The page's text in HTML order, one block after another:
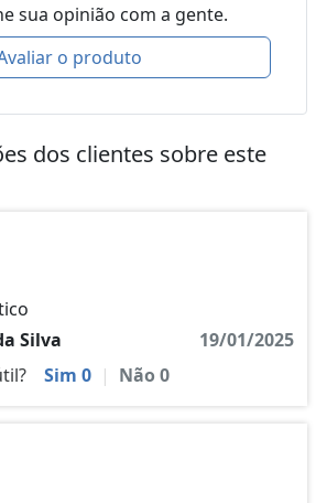
sua opinião com a gente.
o produto
dos clientes sobre este
Silva
19/01/2025
Sim 0 | Não0